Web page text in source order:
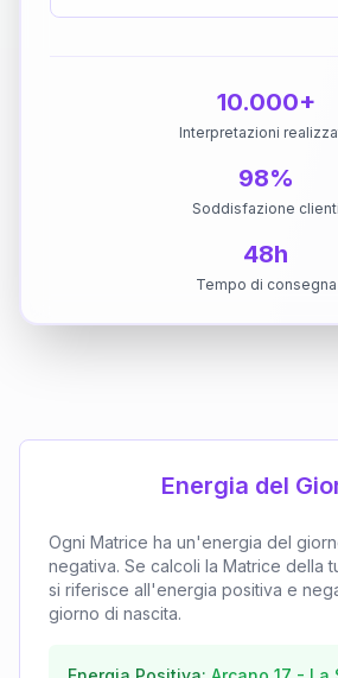
10.000+
Interpretazioni
98%
Soddisfazione clienti
48h
Tempo di consegna
Energia del
Ogni Matrice ha un'energia del
negativa. Se calcoli la Matrice della
si riferisce all'energia positiva e
giorno di nascita.